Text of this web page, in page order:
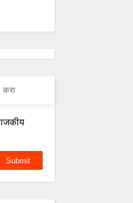
करा